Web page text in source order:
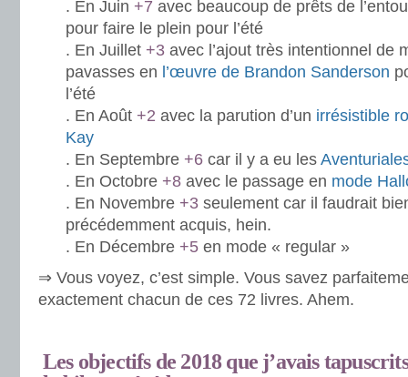
. En Juin +7 avec beaucoup de prêts de
pour faire le plein pour l’été
. En Juillet +3 avec l’ajout très intentionnel de
pavasses en l’œuvre de Brandon Sanderson
l’été
. En Août +2 avec la parution d’un irrésistible
Kay
. En Septembre +6 car il y a eu les
. En Octobre +8 avec le passage en mode
. En Novembre +3 seulement car il faudrait
précédemment acquis, hein.
. En Décembre +5 en mode « regular »
⇒ Vous voyez, c’est simple. Vous savez
exactement chacun de ces 72 livres. Ahem.
Les objectifs de 2018 que j’avais